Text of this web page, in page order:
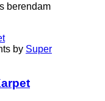
berendam
by Super